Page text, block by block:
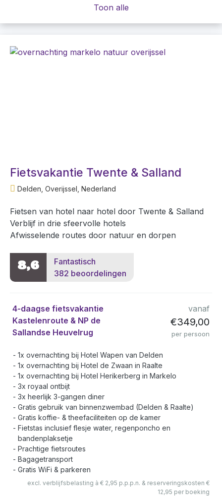
Toon alle
Fietsvakantie Twente & Salland
Delden, Overijssel, Nederland
Fietsen van hotel naar hotel door Twente & Salland
Verblijf in drie sfeervolle hotels
Afwisselende routes door natuur en dorpen
8,6
Fantastisch
382 beoordelingen
4-daagse fietsvakantie
Kastelenroute & NP de
Sallandse Heuvelrug
vanaf
€349,00
per persoon
1x overnachting bij Hotel Wapen van Delden
1x overnachting bij Hotel de Zwaan in Raalte
1x overnachting bij Hotel Herikerberg in Markelo
3x royaal ontbijt
3x heerlijk 3-gangen diner
Gratis gebruik van binnenzwembad (Delden & Raalte)
Gratis koffie- & theefaciliteiten op de kamer
Fietstas inclusief flesje water, regenponcho en
bandenplaksetje
Prachtige fietsroutes
Bagagetransport
Gratis WiFi & parkeren
excl. verblijfsbelasting à € 2,95 p.p.p.n. & reserveringskosten €
12,95 per boeking